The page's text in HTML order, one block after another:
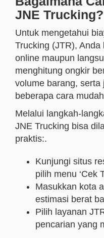
JNE Trucking?
Untuk mengetahui
Trucking (JTR),
online maupun
menghitung ongkir
volume barang,
beberapa cara
Melalui langkah-
JNE Trucking bisa
praktis:.
Kunjungi situs
pilih menu ‘Cek
Masukkan kota
estimasi berat
Pilih layanan
pencarian yang